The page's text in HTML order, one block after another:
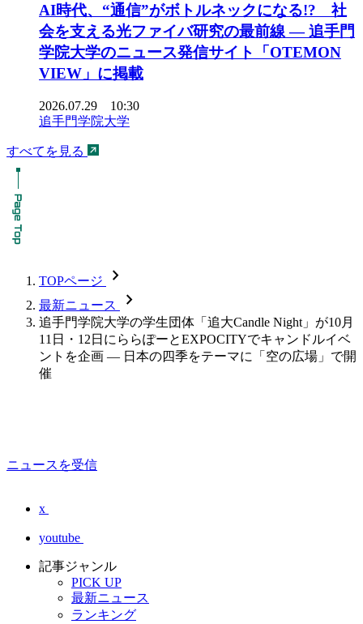
AI時代、“通信”がボトルネックになる!? 社
会を支える光ファイバ研究の最前線 ― 追手門
学院大学のニュース発信サイト「OTEMON
VIEW」に掲載
2026.07.29 10:30
追手門学院大学
すべてを見る
TOPページ chevron_forward
最新ニュース chevron_forward
追手門学院大学の学生団体「追大Candle Night」が10月
11日・12日にららぽーとEXPOCITYでキャンドルイベ
ントを企画 ― 日本の四季をテーマに「空の広場」で開
催
ニュースを受信
x
youtube
記事ジャンル
PICK UP
最新ニュース
ランキング